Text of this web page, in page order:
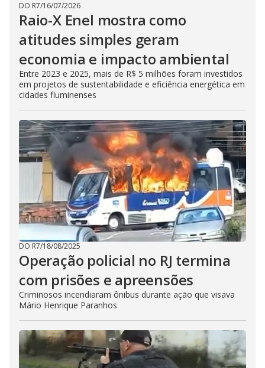
DO R7/16/07/2026
Raio-X Enel mostra como
atitudes simples geram
economia e impacto ambiental
Entre 2023 e 2025, mais de R$ 5 milhões foram investidos
em projetos de sustentabilidade e eficiência energética em
cidades fluminenses
DO R7/18/08/2025
Operação policial no RJ termina
com prisões e apreensões
Criminosos incendiaram ônibus durante ação que visava
Mário Henrique Paranhos